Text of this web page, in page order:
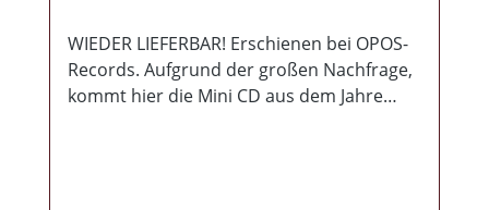
WIEDER LIEFERBAR! Erschienen bei OPOS-
Records. Aufgrund der großen Nachfrage,
kommt hier die Mini CD aus dem Jahre